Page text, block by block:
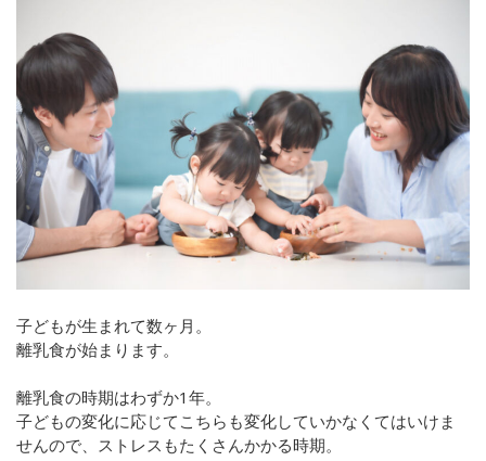
子どもが生まれて数ヶ月。
離乳食が始まります。
離乳食の時期はわずか1年。
子どもの変化に応じてこちらも変化していかなくてはいけま
せんので、ストレスもたくさんかかる時期。